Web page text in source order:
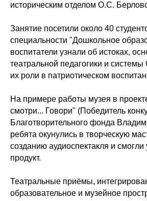
историческим отделом О.С.
Занятие посетили около 40
специальности "Дошкольное
воспитатели узнали об истоках,
театральной педагогики и системы
их роли в патриотическом
На примере работы музея в
смотри... Говори" (Победитель
Благотворительного фонда
ребята окунулись в творческую
созданию аудиоспектакля и
продукт.
Театральные приёмы,
образовательное и музейное